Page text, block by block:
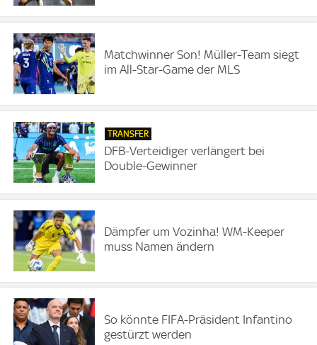
Matchwinner Son! Müller-Team siegt
im All-Star-Game der MLS
TRANSFER
DFB-Verteidiger verlängert bei
Double-Gewinner
Dämpfer um Vozinha! WM-Keeper
muss Namen ändern
So könnte FIFA-Präsident Infantino
gestürzt werden